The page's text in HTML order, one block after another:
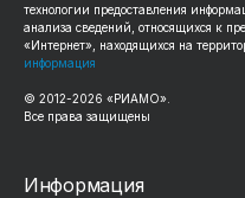
технологии предоставления
анализа сведений, относящихся к
«Интернет», находящихся на
информация
© 2012-2026 «РИАМО».
Все права защищены
Информация